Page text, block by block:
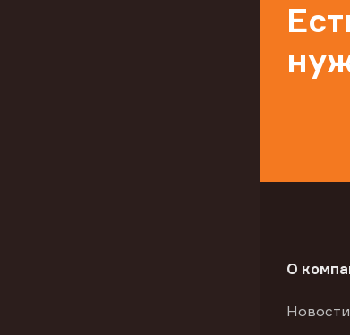
О
Новости